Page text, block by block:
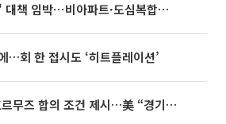
영끌 '주택공급' 대책 임박⋯비아파트·도심복합까지 총동원
…회 한 접시도 ‘히트플레이션’
이란, 미국에 호르무즈 합의 조건 제시…美 “경기 아직 안 끝나” [종합]